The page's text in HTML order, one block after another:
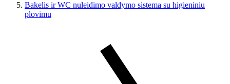
Bakelis ir WC nuleidimo valdymo sistema su higieniniu
plovimu